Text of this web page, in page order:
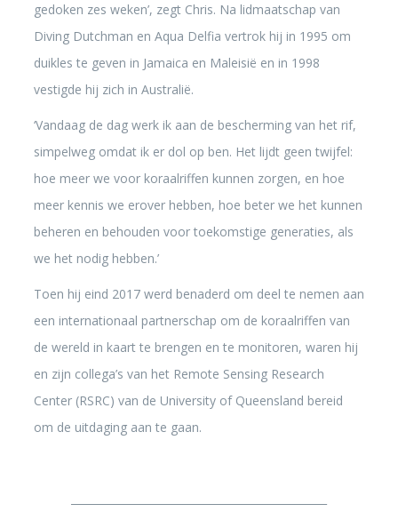
gedoken zes weken’, zegt Chris. Na lidmaatschap van
Diving Dutchman en Aqua Delfia vertrok hij in 1995 om
duikles te geven in Jamaica en Maleisië en in 1998
vestigde hij zich in Australië.
‘Vandaag de dag werk ik aan de bescherming van het rif,
simpelweg omdat ik er dol op ben. Het lijdt geen twijfel:
hoe meer we voor koraalriffen kunnen zorgen, en hoe
meer kennis we erover hebben, hoe beter we het kunnen
beheren en behouden voor toekomstige generaties, als
we het nodig hebben.’
Toen hij eind 2017 werd benaderd om deel te nemen aan
een internationaal partnerschap om de koraalriffen van
de wereld in kaart te brengen en te monitoren, waren hij
en zijn collega’s van het Remote Sensing Research
Center (RSRC) van de University of Queensland bereid
om de uitdaging aan te gaan.